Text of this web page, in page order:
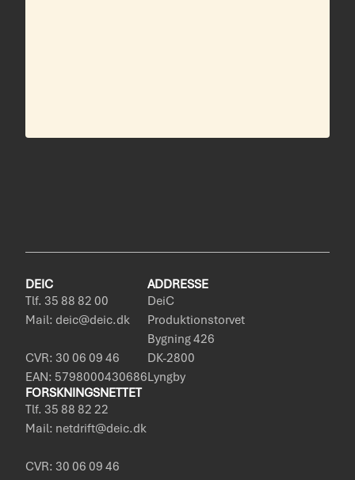
DEIC
Tlf. 35 88 82 00
Mail: deic@deic.dk
CVR: 30 06 09 46
EAN: 5798000430686
ADDRESSE
DeiC
Produktionstorvet
Bygning 426
DK-2800
Lyngby
FORSKNINGSNETTET
Tlf. 35 88 82 22
Mail: netdrift@deic.dk
CVR: 30 06 09 46